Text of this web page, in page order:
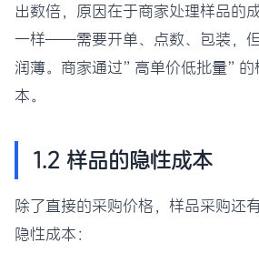
出数倍，原因在于商家处理样品的
一样——需要开单、点数、包装，
润薄。商家通过”高单价低批量”的
本。
1.2 样品的隐性成本
除了直接的采购价格，样品采购还
隐性成本：